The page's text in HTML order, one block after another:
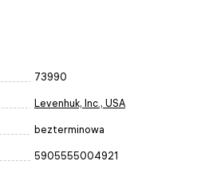
73990
Levenhuk, Inc., USA
bezterminowa
5905555004921